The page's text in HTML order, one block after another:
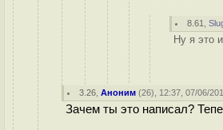
8.61 ,
Ну я это
3.26 ,Аноним (26), 12:37, 07/06/
Зачем ты это написал?